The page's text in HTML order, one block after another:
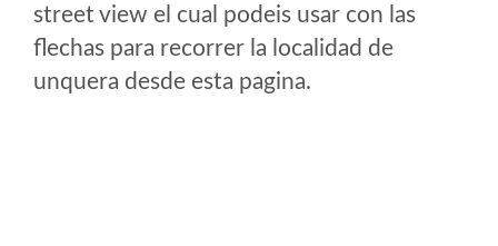
street view el cual podeis usar con las
flechas para recorrer la localidad de
unquera desde esta pagina.